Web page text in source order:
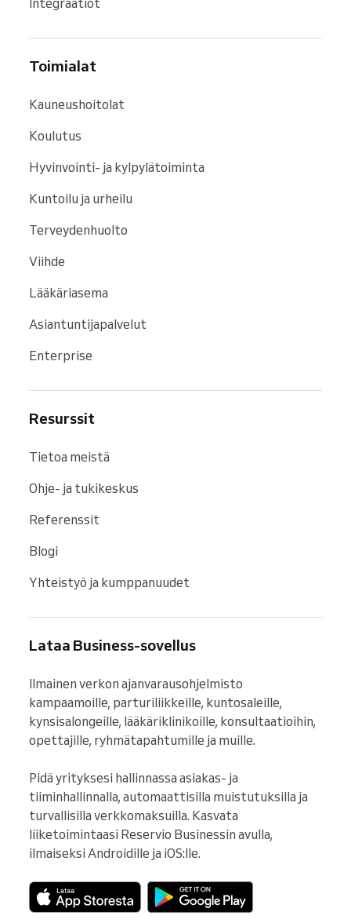
Toimialat
Kauneushoitolat
Koulutus
Hyvinvointi- ja kylpylätoiminta
Kuntoilu ja urheilu
Terveydenhuolto
Viihde
Lääkäriasema
Asiantuntijapalvelut
Enterprise
Resurssit
Tietoa meistä
Ohje- ja tukikeskus
Referenssit
Blogi
Yhteistyö ja kumppanuudet
Lataa Business-sovellus
Ilmainen verkon ajanvarausohjelmisto
kampaamoille, parturiliikkeille, kuntosaleille,
kynsisalongeille, lääkäriklinikoille, konsultaatioihin,
opettajille, ryhmätapahtumille ja muille.
Pidä yrityksesi hallinnassa asiakas- ja
tiiminhallinnalla, automaattisilla muistutuksilla ja
turvallisilla verkkomaksuilla. Kasvata
liiketoimintaasi Reservio Businessin avulla,
ilmaiseksi Androidille ja iOS:lle.